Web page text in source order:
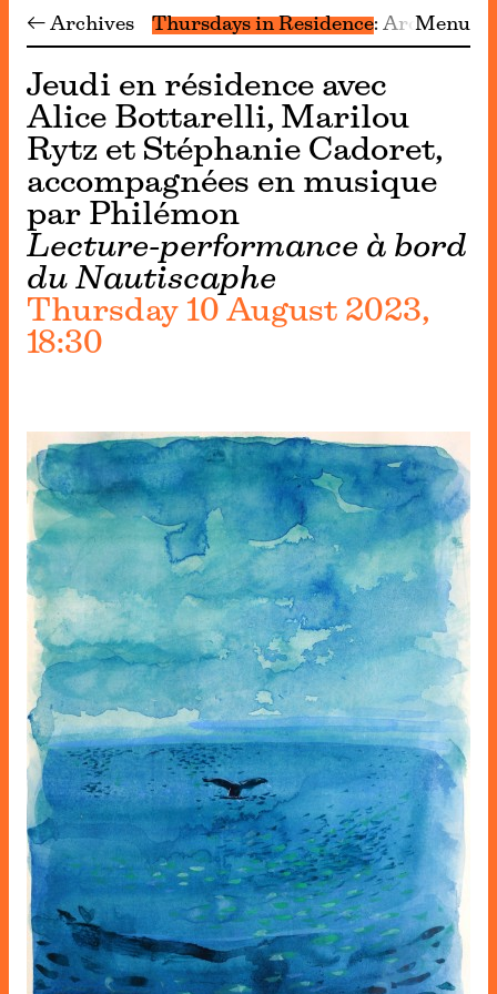
← Archives Thursdays in Residence Archive
Menu
Jeudi en résidence avec
Alice Bottarelli, Marilou
Rytz et Stéphanie Cadoret,
accompagnées en musique
par Philémon
Lecture-performance à bord
du Nautiscaphe
Thursday 10 August 2023,
18:30